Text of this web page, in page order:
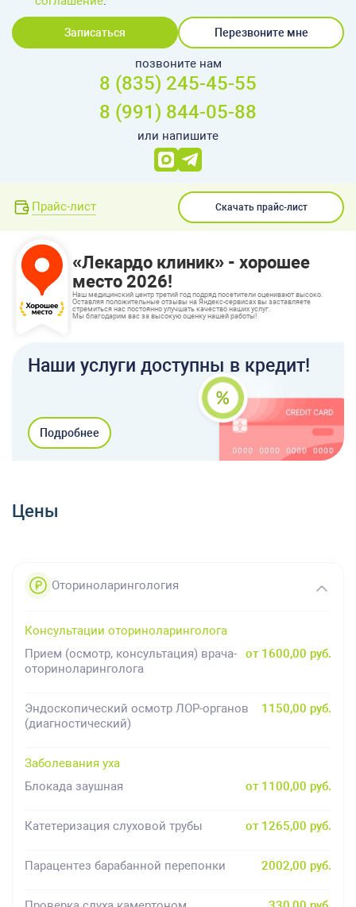
Записаться Перезвоните мне
позвоните нам
8 (835) 245-45-55
8 (991) 844-05-88
или напишите
Прайс-лист Скачать прайс-лист
«Лекардо клиник» - хорошее
место 2026!
Наш медицинский центр третий год подряд посетители оценивают высоко.
Оставляя положительные отзывы на Яндекс-сервисах вы заставляете
стремиться нас постоянно улучшать качество наших услуг.
Мы благодарим вас за высокую оценку нашей работы!
Наши услуги доступны в кредит!
Подробнее
Цены
Оториноларингология
Консультации оториноларинголога
Прием (осмотр, консультация) врача-
оториноларинголога
от 1600,00 руб.
Эндоскопический осмотр ЛОР-органов
(диагностический)
1150,00 руб.
Заболевания уха
Блокада заушная
от 1100,00 руб.
Катетеризация слуховой трубы от 1265,00 руб.
Парацентез барабанной перепонки 2002,00 руб.